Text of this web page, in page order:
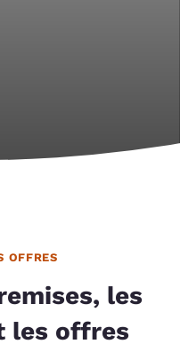
OFFRES
les
les offres